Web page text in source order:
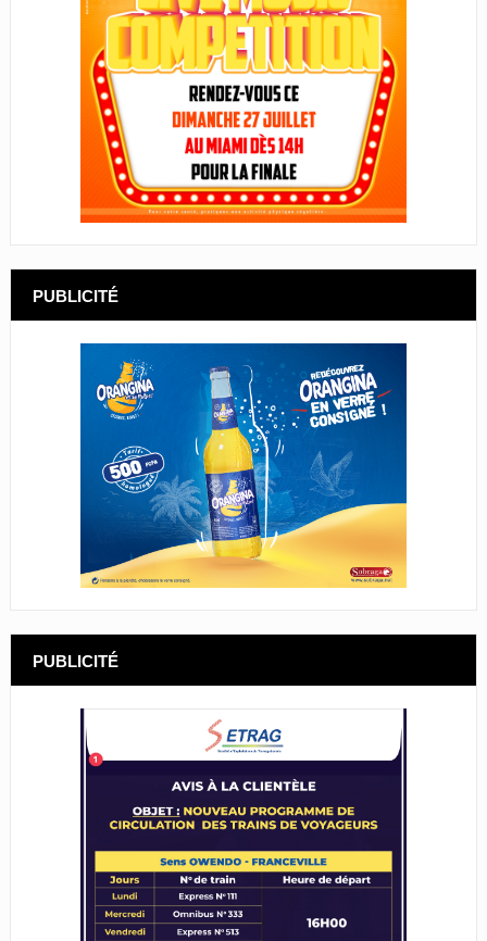
PUBLICITÉ
PUBLICITÉ